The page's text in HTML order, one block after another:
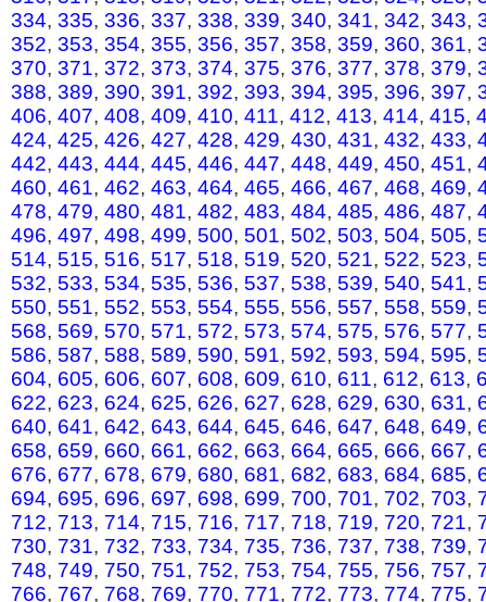
334, 335, 336, 337, 338, 339, 340, 341, 342, 343,
352, 353, 354, 355, 356, 357, 358, 359, 360, 361,
370, 371, 372, 373, 374, 375, 376, 377, 378, 379,
388, 389, 390, 391, 392, 393, 394, 395, 396, 397,
406, 407, 408, 409, 410, 411, 412, 413, 414, 415,
424, 425, 426, 427, 428, 429, 430, 431, 432, 433,
442, 443, 444, 445, 446, 447, 448, 449, 450, 451,
460, 461, 462, 463, 464, 465, 466, 467, 468, 469,
478, 479, 480, 481, 482, 483, 484, 485, 486, 487,
496, 497, 498, 499, 500, 501, 502, 503, 504, 505,
514, 515, 516, 517, 518, 519, 520, 521, 522, 523,
532, 533, 534, 535, 536, 537, 538, 539, 540, 541,
550, 551, 552, 553, 554, 555, 556, 557, 558, 559,
568, 569, 570, 571, 572, 573, 574, 575, 576, 577,
586, 587, 588, 589, 590, 591, 592, 593, 594, 595,
604, 605, 606, 607, 608, 609, 610, 611, 612, 613,
622, 623, 624, 625, 626, 627, 628, 629, 630, 631,
640, 641, 642, 643, 644, 645, 646, 647, 648, 649,
658, 659, 660, 661, 662, 663, 664, 665, 666, 667,
676, 677, 678, 679, 680, 681, 682, 683, 684, 685,
694, 695, 696, 697, 698, 699, 700, 701, 702, 703,
712, 713, 714, 715, 716, 717, 718, 719, 720, 721,
730, 731, 732, 733, 734, 735, 736, 737, 738, 739,
748, 749, 750, 751, 752, 753, 754, 755, 756, 757,
766, 767, 768, 769, 770, 771, 772, 773, 774, 775,